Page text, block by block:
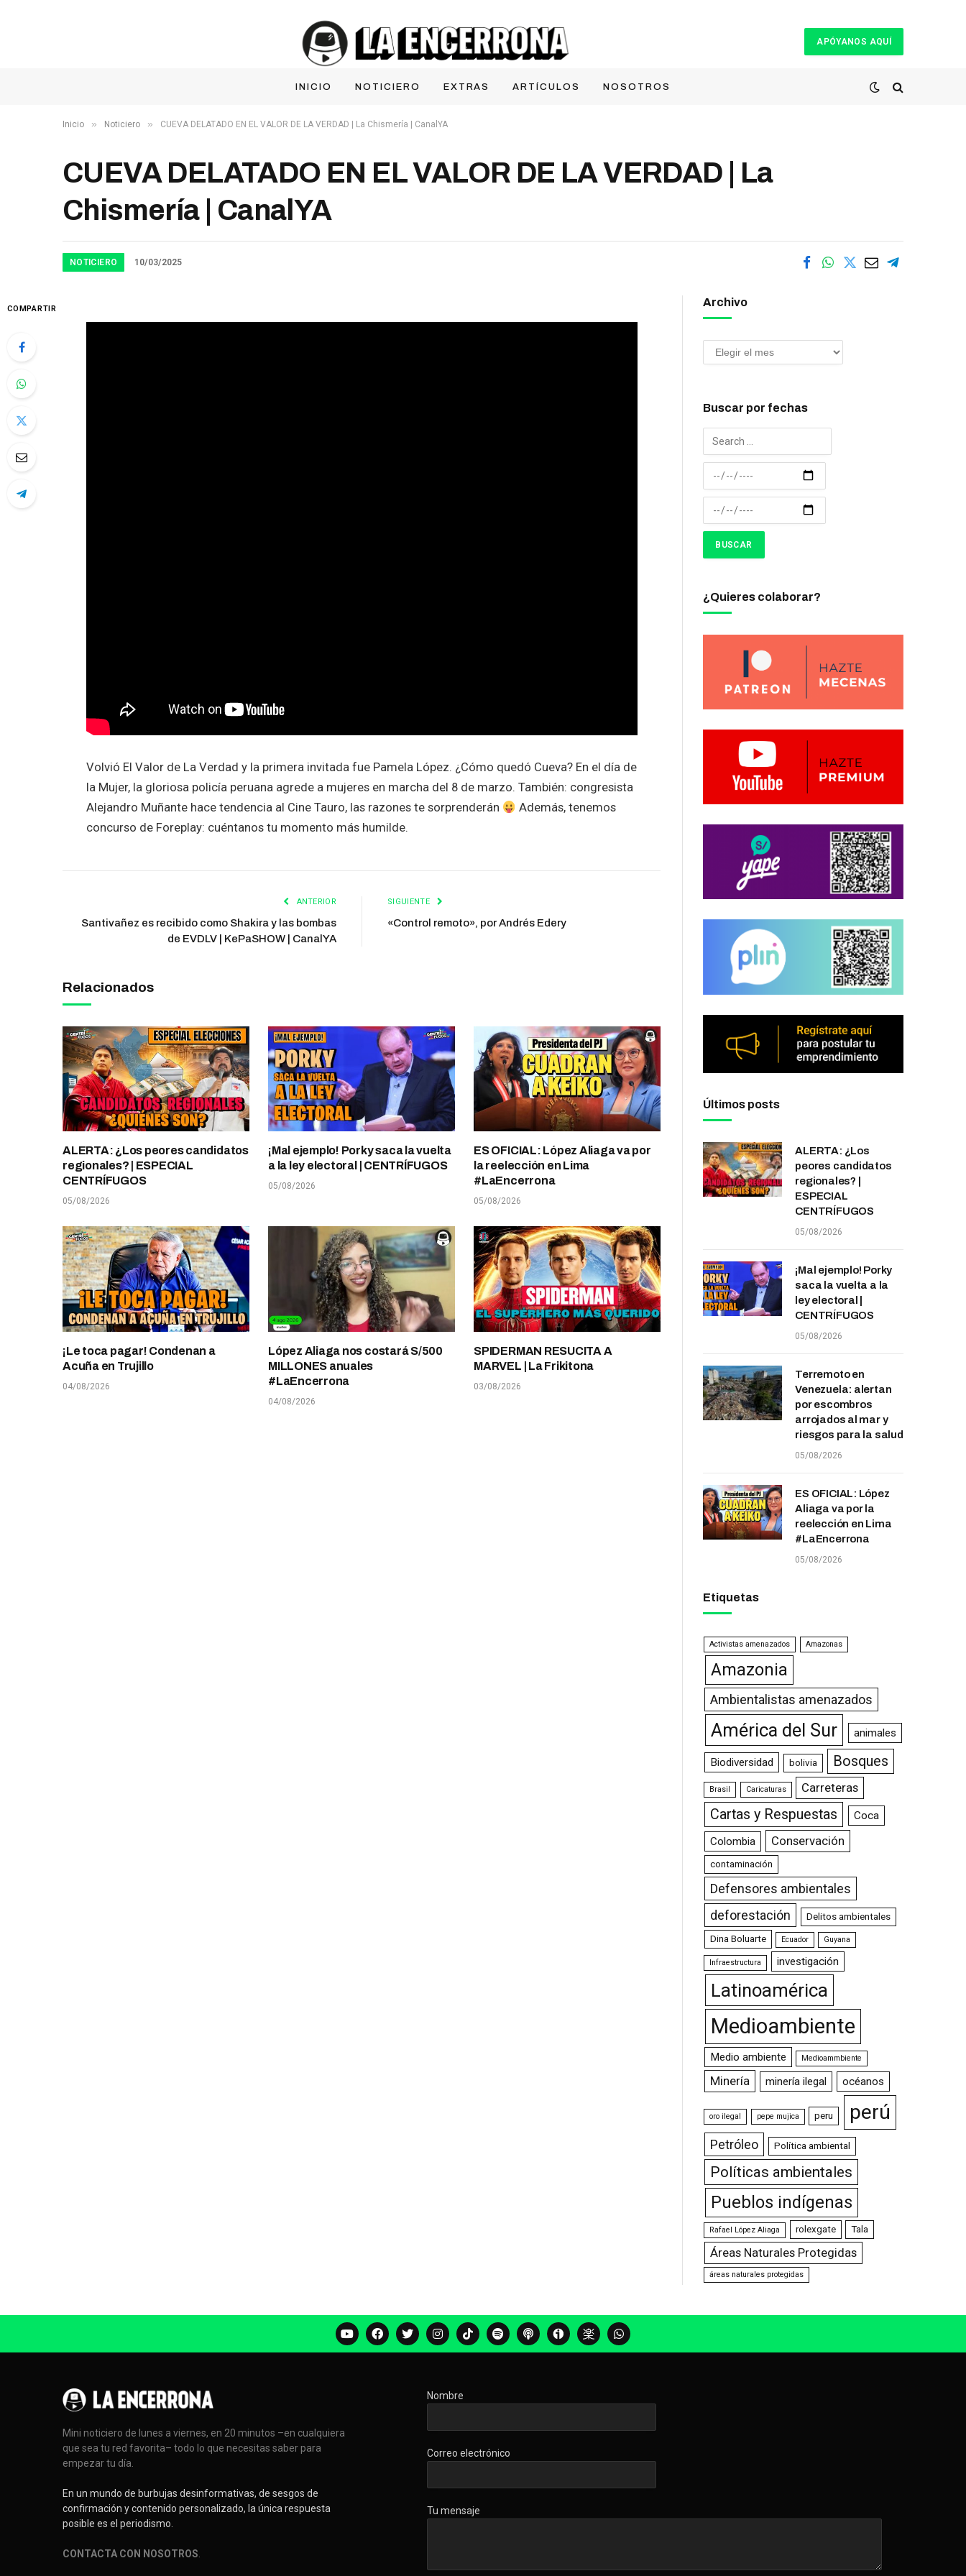
APÓYANOS AQUÍ
INICIO NOTICIERO EXTRAS ARTÍCULOS NOSOTROS
Inicio » Noticiero » CUEVA DELATADO EN EL VALOR DE LA VERDAD | La Chismería | CanalYA
CUEVA DELATADO EN EL VALOR DE LA VERDAD | La
Chismería | CanalYA
NOTICIERO 10/03/2025
COMPARTIR
Volvió El Valor de La Verdad y la primera invitada fue Pamela López. ¿Cómo quedó Cueva? En el día de
la Mujer, la gloriosa policía peruana agrede a mujeres en marcha del 8 de marzo. También: congresista
Alejandro Muñante hace tendencia al Cine Tauro, las razones te sorprenderán
Además, tenemos
concurso de Foreplay: cuéntanos tu momento más humilde.
ANTERIOR
Santivañez es recibido como Shakira y las bombas
de EVDLV | KePaSHOW | CanalYA
SIGUIENTE
«Control remoto», por Andrés Edery
Relacionados
ALERTA: ¿Los peores candidatos
regionales? | ESPECIAL
CENTRÍFUGOS
05/08/2026
¡Mal ejemplo! Porky saca la vuelta
a la ley electoral | CENTRÍFUGOS
05/08/2026
ES OFICIAL: López Aliaga va por
la reelección en Lima
#LaEncerrona
05/08/2026
¡Le toca pagar! Condenan a
Acuña en Trujillo
04/08/2026
López Aliaga nos costará S/500
MILLONES anuales
#LaEncerrona
04/08/2026
SPIDERMAN RESUCITA A
MARVEL | La Frikitona
03/08/2026
Archivo
Buscar por fechas
¿Quieres colaborar?
Últimos posts
ALERTA: ¿Los
peores candidatos
regionales? |
ESPECIAL
CENTRÍFUGOS
05/08/2026
¡Mal ejemplo! Porky
saca la vuelta a la
ley electoral |
CENTRÍFUGOS
05/08/2026
Terremoto en
Venezuela: alertan
por escombros
arrojados al mar y
riesgos para la salud
05/08/2026
ES OFICIAL: López
Aliaga va por la
reelección en Lima
#LaEncerrona
05/08/2026
Etiquetas
Activistas amenazados Amazonas
Amazonia
Ambientalistas amenazados
América del Sur animales
Biodiversidad bolivia Bosques
Brasil Caricaturas Carreteras
Cartas y Respuestas
Coca
Colombia
Conservación
contaminación
Defensores ambientales
deforestación
Delitos ambientales
Dina Boluarte Ecuador Guyana
Infraestructura investigación
Latinoamérica
Medioambiente
Medio ambiente Medioammbiente
Minería minería ilegal océanos
oro ilegal pepe mujica peru perú
Petróleo Política ambiental
Políticas ambientales
Pueblos indígenas
Rafael López Aliaga rolexgate Tala
Áreas Naturales Protegidas
áreas naturales protegidas
Mini noticiero de lunes a viernes, en 20 minutos –en cualquiera
que sea tu red favorita– todo lo que necesitas saber para
empezar tu día.
En un mundo de burbujas desinformativas, de sesgos de
confirmación y contenido personalizado, la única respuesta
posible es el periodismo.
CONTACTA CON NOSOTROS
Nombre
Correo electrónico
Tu mensaje